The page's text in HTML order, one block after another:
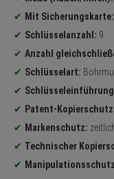
Mit Sicherungskarte:
Schlüsselanzahl: 9
Anzahl
Schlüsselart:
Patent-
Markenschutz:
Technischer